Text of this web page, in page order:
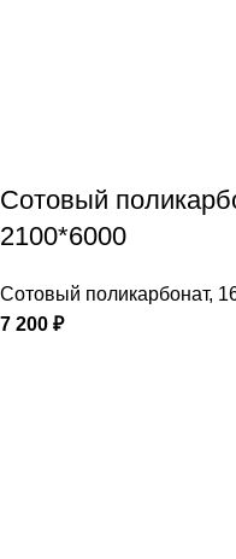
Сотовый
2100*6000
Сотовый поликарбонат,
7 200 ₽